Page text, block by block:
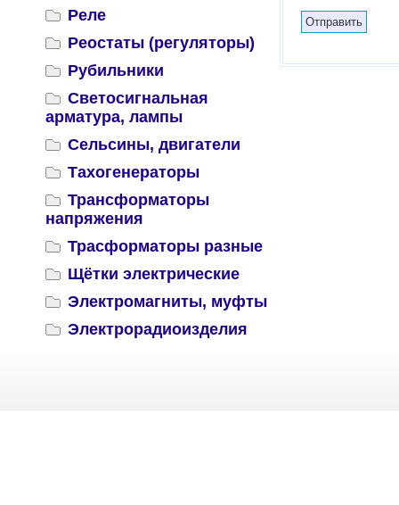
Реле
Реостаты (регуляторы)
Рубильники
Светосигнальная
арматура, лампы
Сельсины, двигатели
Тахогенераторы
Трансформаторы
напряжения
Трасформаторы разные
Щётки электрические
Электромагниты, муфты
Электрорадиоизделия